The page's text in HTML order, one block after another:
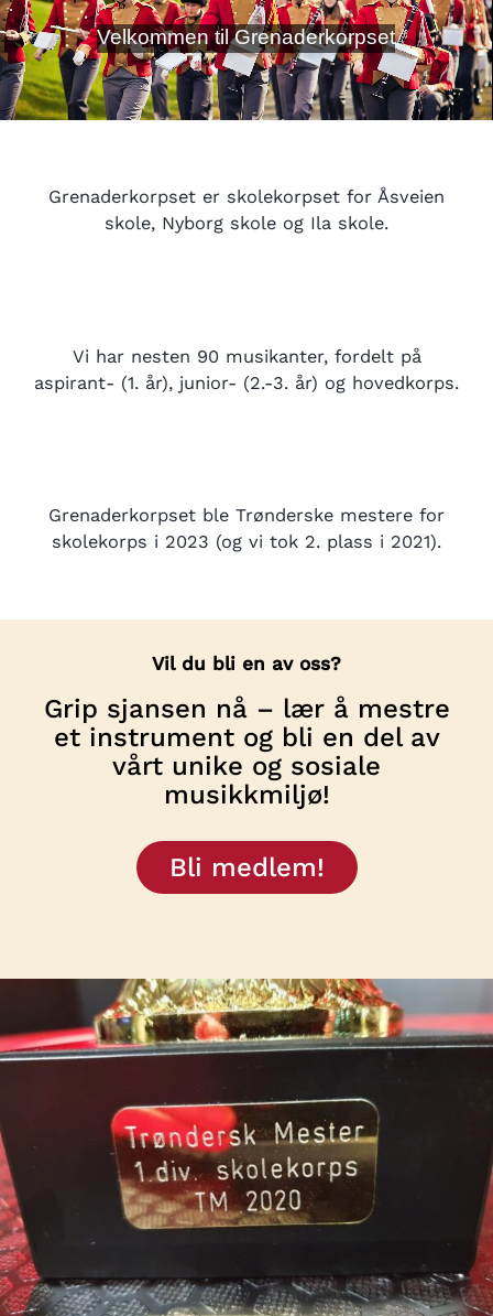
Velkommen til Grenaderkorpset
Grenaderkorpset er skolekorpset for Åsveien
skole, Nyborg skole og Ila skole.
Vi har nesten 90 musikanter, fordelt på
aspirant- (1. år), junior- (2.-3. år) og hovedkorps.
Grenaderkorpset ble Trønderske mestere for
skolekorps i 2023 (og vi tok 2. plass i 2021).
Vil du bli en av oss?
Grip sjansen nå – lær å mestre
et instrument og bli en del av
vårt unike og sosiale
musikkmiljø!
Bli medlem!